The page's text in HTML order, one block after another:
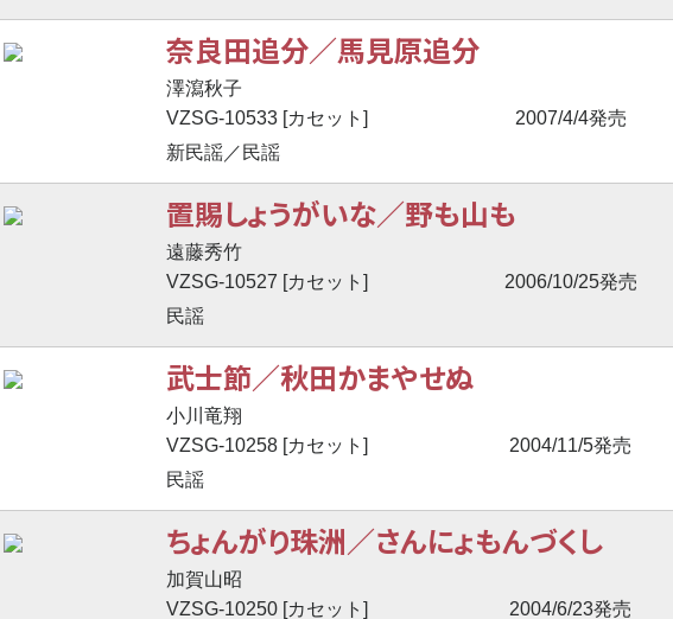
奈良田追分／馬見原追分
澤瀉秋子
VZSG-10533 [カセット]
2007/4/4発売
新民謡／民謡
置賜しょうがいな／野も山も
遠藤秀竹
VZSG-10527 [カセット]
2006/10/25発売
民謡
武士節／秋田かまやせぬ
小川竜翔
VZSG-10258 [カセット]
2004/11/5発売
民謡
ちょんがり珠洲／さんにょもんづくし
加賀山昭
VZSG-10250 [カセット]
2004/6/23発売